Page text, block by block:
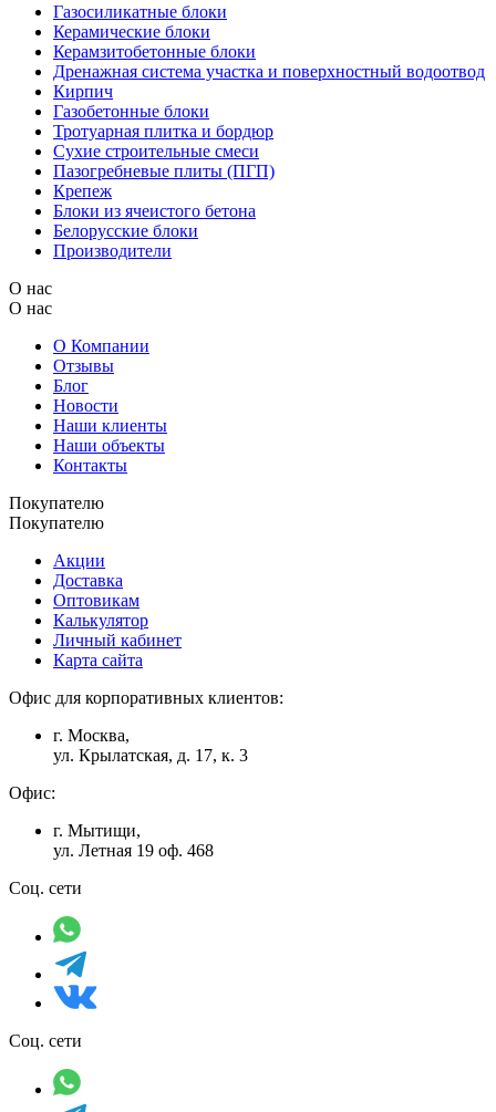
Газосиликатные блоки
Керамические блоки
Керамзитобетонные блоки
Дренажная система участка и поверхностный водоотвод
Кирпич
Газобетонные блоки
Тротуарная плитка и бордюр
Сухие строительные смеси
Пазогребневые плиты (ПГП)
Крепеж
Блоки из ячеистого бетона
Белорусские блоки
Производители
О нас
О нас
О Компании
Отзывы
Блог
Новости
Наши клиенты
Наши объекты
Контакты
Покупателю
Покупателю
Акции
Доставка
Оптовикам
Калькулятор
Личный кабинет
Карта сайта
Офис для корпоративных клиентов:
г. Москва,
ул. Крылатская, д. 17, к. 3
Офис:
г. Мытищи,
ул. Летная 19 оф. 468
Соц. сети
Соц. сети